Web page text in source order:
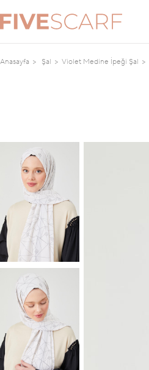
Anasayfa Şal Violet Medine İpeği Şal